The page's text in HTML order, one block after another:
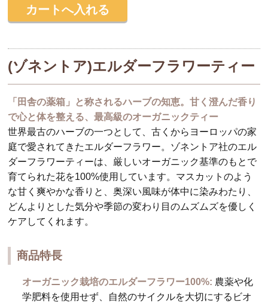
(ゾネントア)エルダーフラワーティー
「田舎の薬箱」と称されるハーブの知恵。甘く澄んだ香り
で心と体を整える、最高級のオーガニックティー
世界最古のハーブの一つとして、古くからヨーロッパの家
庭で愛されてきたエルダーフラワー。ゾネントア社のエル
ダーフラワーティーは、厳しいオーガニック基準のもとで
育てられた花を100%使用しています。マスカットのよう
な甘く爽やかな香りと、奥深い風味が体中に染みわたり、
どんよりとした気分や季節の変わり目のムズムズを優しく
ケアしてくれます。
商品特長
オーガニック栽培のエルダーフラワー100%: 農薬や化
学肥料を使用せず、自然のサイクルを大切にするビオ